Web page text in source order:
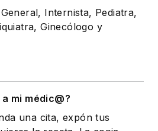
Internista, Pediatra,
Ginecólogo y
mi médic@?
una cita, expón tus